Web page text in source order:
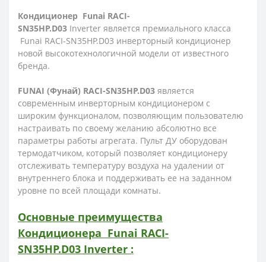
Кондиционер Funai RACI-
SN35HP.D03 Inverter является премиального класса
Funai RACI-SN35HP.D03 инверторный кондиционер
новой высокотехнологичной модели от известного
бренда.
FUNAI (Фунай) RACI-SN35HP.D03 является
современным инверторным кондиционером с
широким функционалом, позволяющим пользователю
настраивать по своему желанию абсолютно все
параметры работы агрегата. Пульт ДУ оборудован
термодатчиком, который позволяет кондиционеру
отслеживать температуру воздуха на удалении от
внутреннего блока и поддерживать ее на заданном
уровне по всей площади комнаты.
Основные преимущества
Кондиционера Funai RACI-
SN35HP.D03 Inverter :